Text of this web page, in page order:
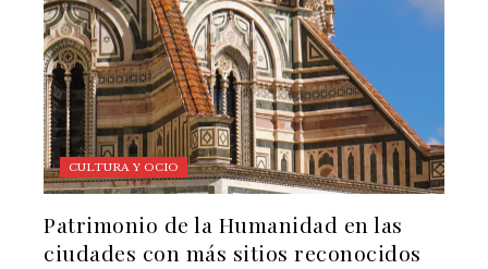
CULTURA Y OCIO
Patrimonio de la Humanidad en las
ciudades con más sitios reconocidos